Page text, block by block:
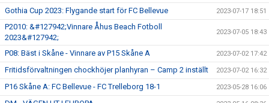
Gothia Cup 2023: Flygande start för FC Bellevue 2023-07-17 18:51
P2010: &#127942;Vinnare Åhus Beach Fotboll
2023&#127942;
2023-07-05 18:43
P08: Bäst i Skåne - Vinnare av P15 Skåne A 2023-07-02 17:42
Fritidsförvaltningen chockhöjer planhyran – Camp 2 inställt 2023-07-02 16:32
P16 Skåne A: FC Bellevue - FC Trelleborg 18-1 2023-05-28 16:06